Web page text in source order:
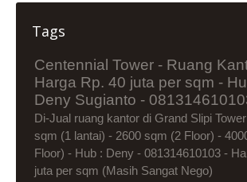
Tags
Centennial Tower - Ruang
Harga Rp. 40 juta per sqm -
Deny Sugianto -
Di-Jual ruang kantor di Grand Slipi
sqm (1 lantai) - 2600 sqm (2 Floor) -
Floor) - Hub : Deny - 081314610103 -
juta per sqm (Masih Sangat Nego)